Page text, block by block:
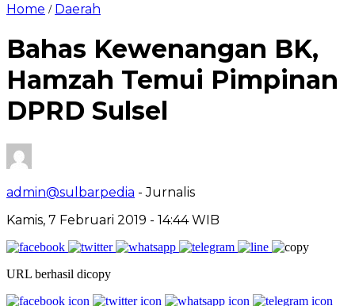
Home / Daerah
Bahas Kewenangan BK,
Hamzah Temui Pimpinan
DPRD Sulsel
admin@sulbarpedia - Jurnalis
Kamis, 7 Februari 2019 - 14:44 WIB
URL berhasil dicopy